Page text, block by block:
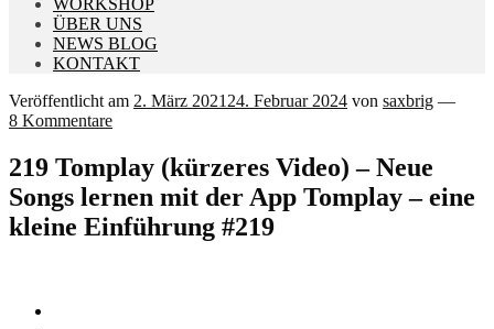
WORKSHOP
ÜBER UNS
NEWS BLOG
KONTAKT
Veröffentlicht am 2. März 2021 24. Februar 2024 von saxbrig —
8 Kommentare
219 Tomplay (kürzeres Video) – Neue
Songs lernen mit der App Tomplay – eine
kleine Einführung #219